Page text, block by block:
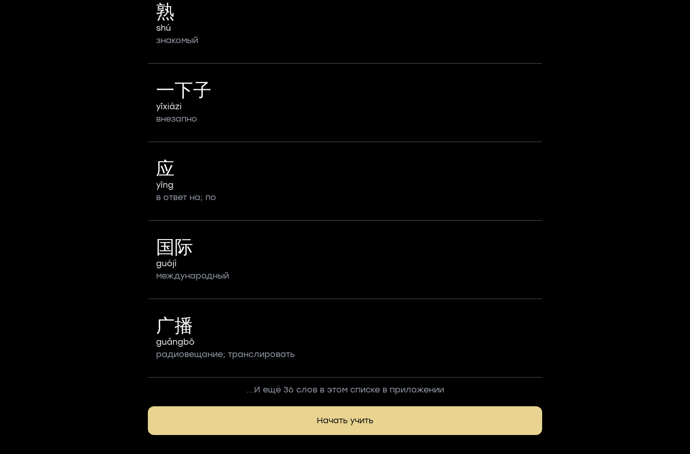
熟
shú
знакомый
一下子
yīxiàzi
внезапно
应
yīng
в ответ на; по
国际
guójì
международный
广播
guǎngbō
радиовещание; транслировать
...И ещё 36 слов в этом списке в приложении
Начать учить